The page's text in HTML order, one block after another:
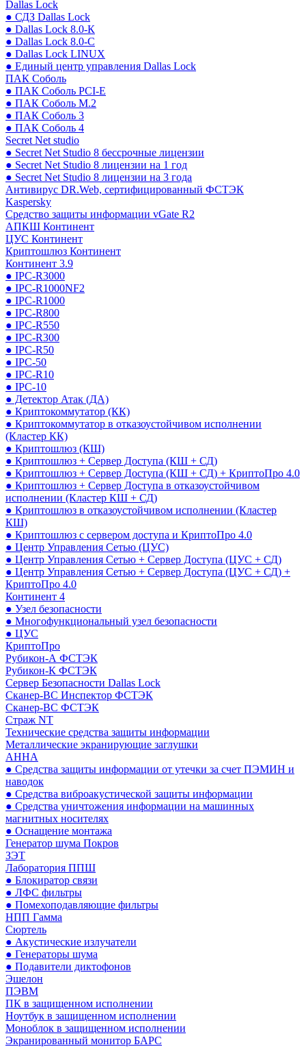
Dallas Lock
● СДЗ Dallas Lock
● Dallas Lock 8.0-К
● Dallas Lock 8.0-С
● Dallas Lock LINUX
● Единый центр управления Dallas Lock
ПАК Соболь
● ПАК Соболь PCI-E
● ПАК Соболь М.2
● ПАК Соболь 3
● ПАК Соболь 4
Secret Net studio
● Secret Net Studio 8 бессрочные лицензии
● Secret Net Studio 8 лицензии на 1 год
● Secret Net Studio 8 лицензии на 3 года
Антивирус DR.Web, сертифицированный ФСТЭК
Kaspersky
Средство защиты информации vGate R2
АПКШ Континент
ЦУС Континент
Криптошлюз Континент
Континент 3.9
● IPC-R3000
● IPC-R1000NF2
● IPC-R1000
● IPC-R800
● IPC-R550
● IPC-R300
● IPC-R50
● IPC-50
● IPC-R10
● IPC-10
● Детектор Атак (ДА)
● Криптокоммутатор (КК)
● Криптокоммутатор в отказоустойчивом исполнении
(Кластер КК)
● Криптошлюз (КШ)
● Криптошлюз + Сервер Доступа (КШ + СД)
● Криптошлюз + Сервер Доступа (КШ + СД) + КриптоПро 4.0
● Криптошлюз + Сервер Доступа в отказоустойчивом
исполнении (Кластер КШ + СД)
● Криптошлюз в отказоустойчивом исполнении (Кластер
КШ)
● Криптошлюз с сервером доступа и КриптоПро 4.0
● Центр Управления Сетью (ЦУС)
● Центр Управления Сетью + Сервер Доступа (ЦУС + СД)
● Центр Управления Сетью + Сервер Доступа (ЦУС + СД) +
КриптоПро 4.0
Континент 4
● Узел безопасности
● Многофункциональный узел безопасности
● ЦУС
КриптоПро
Рубикон-А ФСТЭК
Рубикон-К ФСТЭК
Сервер Безопасности Dallas Lock
Сканер-ВС Инспектор ФСТЭК
Сканер-ВС ФСТЭК
Страж NT
Технические средства защиты информации
Металлические экранирующие заглушки
АННА
● Средства защиты информации от утечки за счет ПЭМИН и
наводок
● Средства виброакустической защиты информации
● Средства уничтожения информации на машинных
магнитных носителях
● Оснащение монтажа
Генератор шума Покров
ЗЭТ
Лаборатория ППШ
● Блокиратор связи
● ЛФС фильтры
● Помехоподавляющие фильтры
НПП Гамма
Сюртель
● Акустические излучатели
● Генераторы шума
● Подавители диктофонов
Эшелон
ПЭВМ
ПК в защищенном исполнении
Ноутбук в защищенном исполнении
Моноблок в защищенном исполнении
Экранированный монитор БАРС